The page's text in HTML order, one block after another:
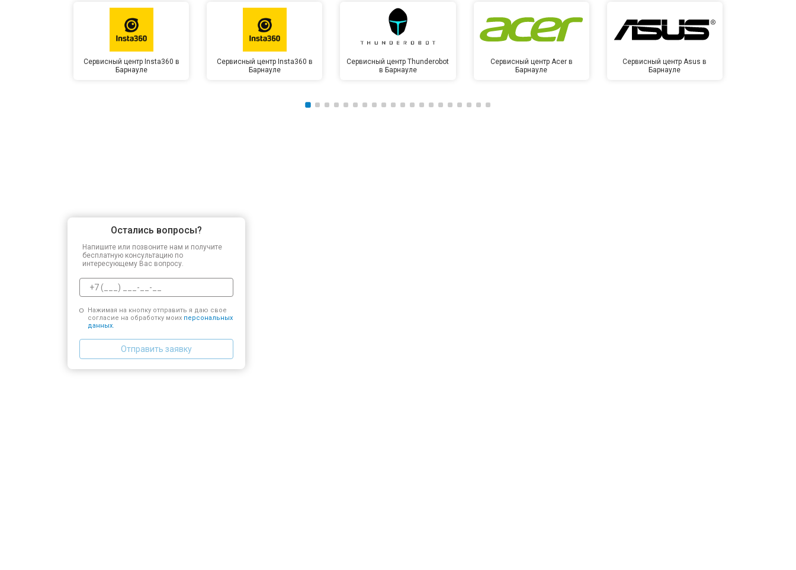
Сервисный центр Insta360 в
Барнауле
Сервисный центр Insta360 в
Барнауле
Сервисный центр Thunderobot
в Барнауле
Сервисный центр Acer в
Барнауле
Сервисный центр Asus в
Барнауле
Остались вопросы?
Напишите или позвоните нам и получите
бесплатную консультацию по
интересующему Вас вопросу.
Нажимая на кнопку отправить я даю свое
согласие на обработку моих персональных
данных.
Отправить заявку